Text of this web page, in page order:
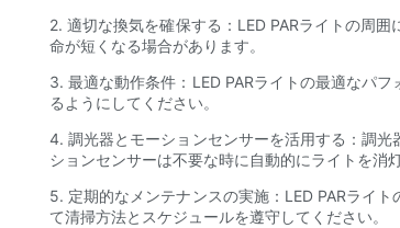
2. 適切な換気を確保する：LED PARライトの周
命が短くなる場合があります。
3. 最適な動作条件：LED PARライトの最適なパ
るようにしてください。
4. 調光器とモーションセンサーを活用する：調
ションセンサーは不要な時に自動的にライトを消
5. 定期的なメンテナンスの実施：LED PARライ
て清掃方法とスケジュールを遵守してください。